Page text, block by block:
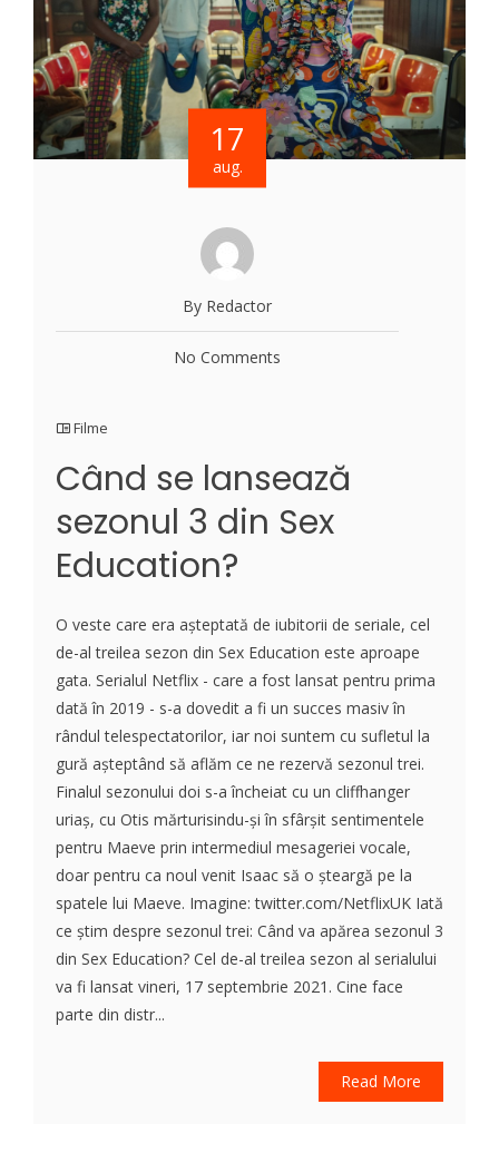
17
aug.
By Redactor
No Comments
Filme
Când se lansează
sezonul 3 din Sex
Education?
O veste care era așteptată de iubitorii de seriale, cel
de-al treilea sezon din Sex Education este aproape
gata. Serialul Netflix - care a fost lansat pentru prima
dată în 2019 - s-a dovedit a fi un succes masiv în
rândul telespectatorilor, iar noi suntem cu sufletul la
gură așteptând să aflăm ce ne rezervă sezonul trei.
Finalul sezonului doi s-a încheiat cu un cliffhanger
uriaș, cu Otis mărturisindu-și în sfârșit sentimentele
pentru Maeve prin intermediul mesageriei vocale,
doar pentru ca noul venit Isaac să o șteargă pe la
spatele lui Maeve. Imagine: twitter.com/NetflixUK Iată
ce știm despre sezonul trei: Când va apărea sezonul 3
din Sex Education? Cel de-al treilea sezon al serialului
va fi lansat vineri, 17 septembrie 2021. Cine face
parte din distr...
Read More